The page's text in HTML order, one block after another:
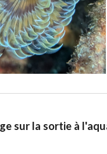
sur la sortie à